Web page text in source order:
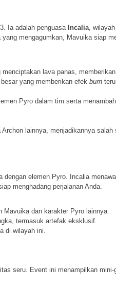
Ia adalah penguasa Incalia ,
mengagumkan, Mavuika siap
lava panas,
yang memberikan efekburn
Pyro dalam tim serta
lainnya, menjadikannya salah
dengan elemen Pyro. Incalia
menghadang perjalanan Anda.
Mavuika dan karakter Pyro lainnya.
termasuk artefak eksklusif.
di wilayah ini.
seru. Event ini menampilkan